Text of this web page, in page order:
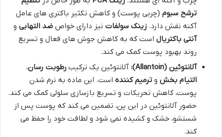
ترشح سبوم (چربی پوست) و کاهش تکثیر باکتری های عامل
آکنه نقش دارد. زینک سولفات نیز دارای خواص ضد التهابی و
آنتی باکتریال است که به کاهش جوش های فعال و تسریع
روند بهبود پوست کمک می کند.
آلانتوئین (Allantoin):
آلانتوئین یک ترکیب رطوبت رسان،
التیام بخش و ترمیم کننده است. این ماده به نرم شدن
پوست، کاهش تحریکات و تسریع بازسازی سلولی کمک می کند.
حضور آلانتوئین در این پن، تضمین می کند که پوست پس از
شستشو، خشک و کشیده نمی شود و لطافت خود را حفظ می
کند.